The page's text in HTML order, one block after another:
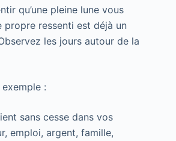
qu’une pleine lune vous
ressenti est déjà un
les jours autour de la
:
sans cesse dans vos
emploi, argent, famille,